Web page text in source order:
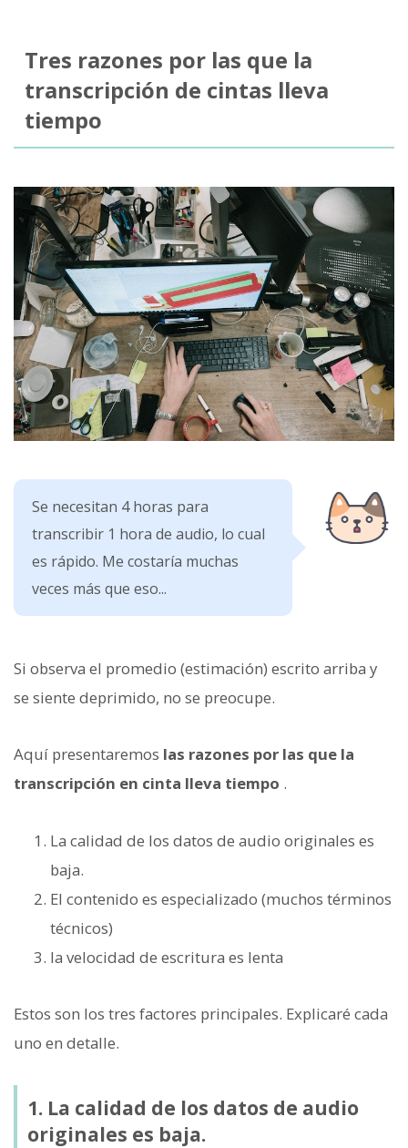
Tres razones por las que la
transcripción de cintas lleva
tiempo
Se necesitan 4 horas para
transcribir 1 hora de audio, lo cual
es rápido. Me costaría muchas
veces más que eso...
Si observa el promedio (estimación) escrito arriba y
se siente deprimido, no se preocupe.
Aquí presentaremos las razones por las que la
transcripción en cinta lleva tiempo .
La calidad de los datos de audio originales es
baja.
El contenido es especializado (muchos términos
técnicos)
la velocidad de escritura es lenta
Estos son los tres factores principales. Explicaré cada
uno en detalle.
1. La calidad de los datos de audio
originales es baja.